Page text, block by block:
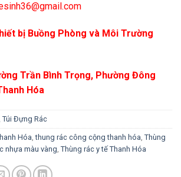
bị Buồng Phòng và Môi Trường
Trần Bình Trọng, Phường Đông
Hóa
Túi Đựng Rác
Hóa ,thung rác công cộng thanh hóa Thùng
nhựa màu vàng Thùng rác y tế Thanh Hóa